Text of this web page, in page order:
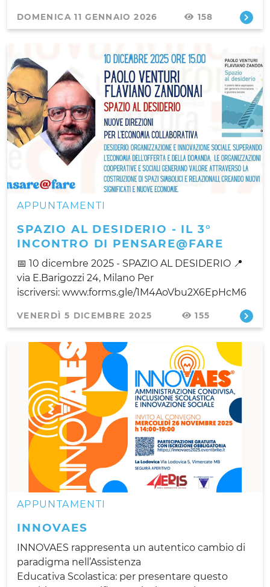
DOMENICA 11 GENNAIO 2026 158
APPUNTAMENTI
SPAZIO AL DESIDERIO - IL 3°
INCONTRO DI PENSARE@FARE
📅 10 dicembre 2025 - SPAZIO AL DESIDERIO 📍
via E.Barigozzi 24, Milano Per
iscriversi: www.forms.gle/1M4AoVbu2X6EpHcM6
VENERDÌ 5 DICEMBRE 2025 155
APPUNTAMENTI
INNOVAES
INNOVAES rappresenta un autentico cambio di
paradigma nell’Assistenza
Educativa Scolastica: per presentare questo